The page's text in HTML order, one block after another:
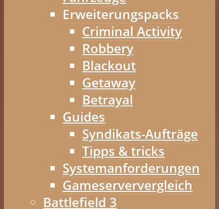
Erweiterungspacks
Criminal Activity
Robbery
Blackout
Getaway
Betrayal
Guides
Syndikats-Aufträge
Tipps & tricks
Systemanforderungen
Gameserververgleich
Battlefield 3